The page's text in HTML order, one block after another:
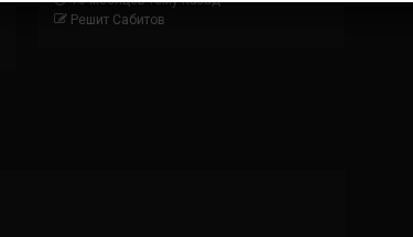
Решит Сабитов